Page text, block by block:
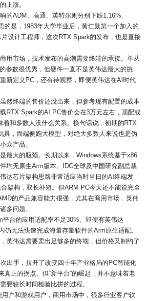
上涨。
的ADM、高通、英特尔则分别下跌1.16%、
的是，1983年大学毕业后，黄仁勋第一个加入的
设计工程师，这次RTX Spark的发布，也是直接
用市场，技术发布的高潮需要终端的承接。单从
参数很优秀，但硬件一直不是英伟达最大的挑
新定义PC，还有待观察，即便英伟达在AI时代
然终端的售价还没出来，但参考现有配置的成本
RTX Spark的AI PC售价会在3万元左右，顶配或
着和多数人没什么关系。换句话说，初期的RTX
具，而端侧跑大模型，对绝大多数人来说也是伪
众产品。
最大的瓶颈。长期以来，Windows系统基于x86
均无原生Arm版本。IDC全球及中国研究副总裁
达芯片架构思路非常适应当时当日的AI终端发
架构，取长补短。但ARM PC今天还不能说完全
的产品兼容能力很强，尤其在商用市场，英伟
多问题。
平台的应用适配率不足30%。即便有英伟达
仍无法快速完成海量存量软件的Arm原生适配。
英伟达需要卖出足够多的终端，但价格又制约了
出手，拉开了改变四十年产业格局的PC智能化
真正的拐点。但“新平台”的崛起，并不意味着老
要较长时间检验比拼的过程。
用户和游戏用户，商用市场中，很多行业客户软